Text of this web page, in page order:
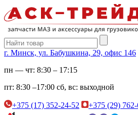
г. Минск, ул. Бабушкина, 29, офис 146
пн — чт: 8:30 – 17:15
пт: 8:30 –17:00 сб, вс: выходной
+375 (17) 352-24-52
+375 (29)